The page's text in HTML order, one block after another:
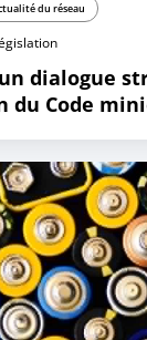
du réseau
un dialogue
du Code